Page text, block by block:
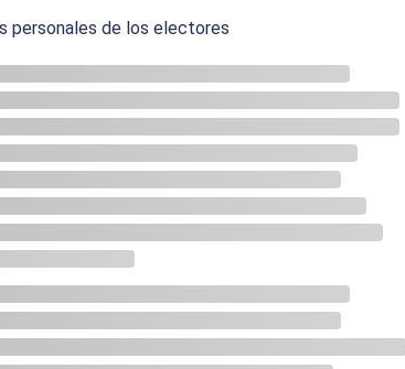
personales de los electores